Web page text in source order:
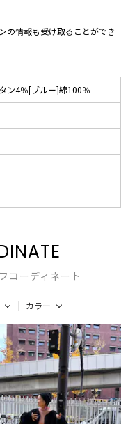
の情報も受け取ることができ
ン4％[ブルー]綿100％
コーディネート
カラー